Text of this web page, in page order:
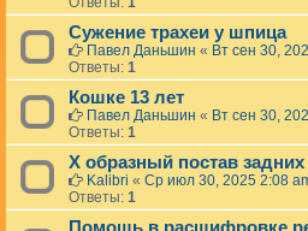
Сужение трахеи у шпица
Павел Даньшин « Вт сен 30,
Ответы: 1
Кошке 13 лет
Павел Даньшин « Вт сен 30,
Ответы: 1
Х образный постав задних
Kalibri « Ср июл 30, 2025 2:08
Ответы: 1